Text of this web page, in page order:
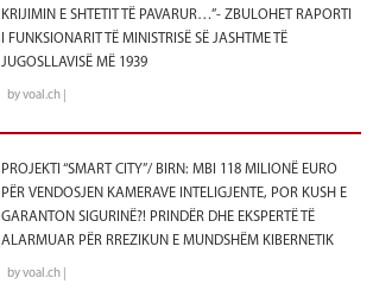
KRIJIMIN E SHTETIT TË PAVARUR…”- ZBULOHET RAPORTI
I FUNKSIONARIT TË MINISTRISË SË JASHTME TË
JUGOSLLAVISË MË 1939
by voal.ch |
PROJEKTI “SMART CITY”/ BIRN: MBI 118 MILIONË EURO
PËR VENDOSJEN KAMERAVE INTELIGJENTE, POR KUSH E
GARANTON SIGURINË?! PRINDËR DHE EKSPERTË TË
ALARMUAR PËR RREZIKUN E MUNDSHËM KIBERNETIK
by voal.ch |